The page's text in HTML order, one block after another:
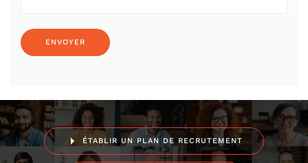
ÉTABLIR UN PLAN DE RECRUTEMENT